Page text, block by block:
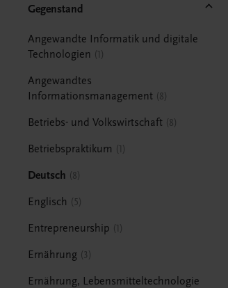
Gegenstand
Angewandte Informatik und digitale
Technologien
1
Angewandtes
Informationsmanagement 8
Betriebs- und Volkswirtschaft 8
Betriebspraktikum 1
Deutsch 8
Englisch 5
Entrepreneurship 1
Ernährung 3
Ernährung, Lebensmitteltechnologie